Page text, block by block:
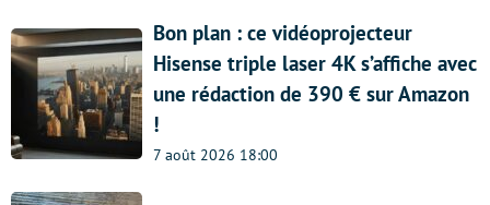
Bon plan : ce vidéoprojecteur
Hisense triple laser 4K s’affiche avec
une rédaction de 390 € sur Amazon
!
7 août 2026 18:00